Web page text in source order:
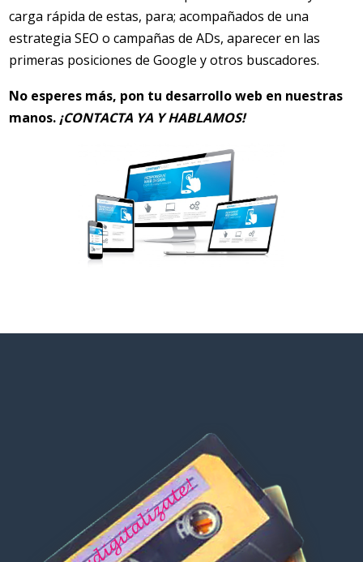
carga rápida de estas, para; acompañados de una
estrategia SEO o campañas de ADs, aparecer en las
primeras posiciones de Google y otros buscadores.
No esperes más, pon tu desarrollo web en nuestras
manos. ¡CONTACTA YA Y HABLAMOS!